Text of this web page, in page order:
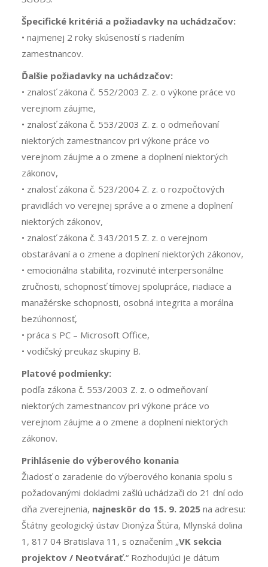
Špecifické kritériá a požiadavky na uchádzačov:
• najmenej 2 roky skúseností s riadením
zamestnancov.
Ďalšie požiadavky na uchádzačov:
• znalosť zákona č. 552/2003 Z. z. o výkone práce vo
verejnom záujme,
• znalosť zákona č. 553/2003 Z. z. o odmeňovaní
niektorých zamestnancov pri výkone práce vo
verejnom záujme a o zmene a doplnení niektorých
zákonov,
• znalosť zákona č. 523/2004 Z. z. o rozpočtových
pravidlách vo verejnej správe a o zmene a doplnení
niektorých zákonov,
• znalosť zákona č. 343/2015 Z. z. o verejnom
obstarávaní a o zmene a doplnení niektorých zákonov,
• emocionálna stabilita, rozvinuté interpersonálne
zručnosti, schopnosť tímovej spolupráce, riadiace a
manažérske schopnosti, osobná integrita a morálna
bezúhonnosť,
• práca s PC – Microsoft Office,
• vodičský preukaz skupiny B.
Platové podmienky:
podľa zákona č. 553/2003 Z. z. o odmeňovaní
niektorých zamestnancov pri výkone práce vo
verejnom záujme a o zmene a doplnení niektorých
zákonov.
Prihlásenie do výberového konania
Žiadosť o zaradenie do výberového konania spolu s
požadovanými dokladmi zašlú uchádzači do 21 dní odo
dňa zverejnenia, najneskôr do 15. 9. 2025na adresu:
Štátny geologický ústav Dionýza Štúra, Mlynská dolina
1, 817 04 Bratislava 11, s označením „VK sekcia
projektov / Neotvárať.“ Rozhodujúci je dátum